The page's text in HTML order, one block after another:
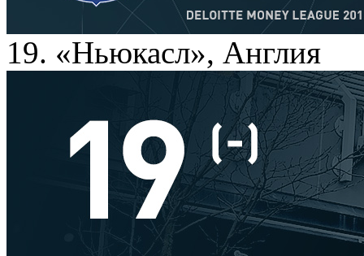
19. «Ньюкасл», Англия